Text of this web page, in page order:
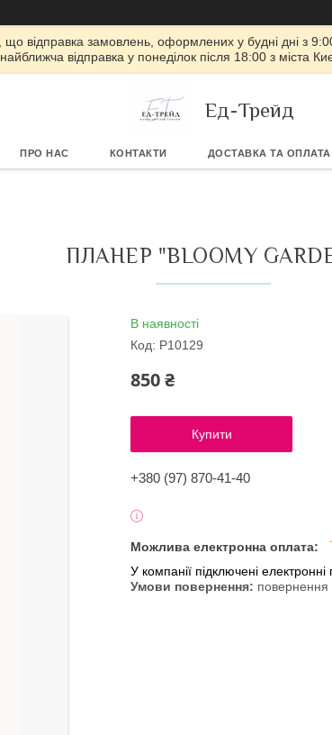
що відправка замовлень, оформлених у будні дні з
відправка у понеділок після 18:00 з міста
Ед-Трейд
ПРО НАС КОНТАКТИ ДОСТАВКА ТА ОПЛАТА
ПЛАНЕР "BLOOMY
В наявності
Код: P10129
850 ₴
Купити
+380 (97) 870-41-40
У компанії підключені
повернення